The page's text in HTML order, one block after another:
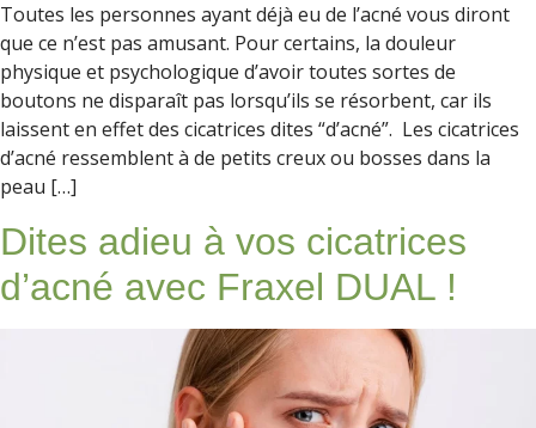
Toutes les personnes ayant déjà eu de l’acné vous diront
que ce n’est pas amusant. Pour certains, la douleur
physique et psychologique d’avoir toutes sortes de
boutons ne disparaît pas lorsqu’ils se résorbent, car ils
laissent en effet des cicatrices dites “d’acné”. Les cicatrices
d’acné ressemblent à de petits creux ou bosses dans la
peau […]
Dites adieu à vos cicatrices
d’acné avec Fraxel DUAL !